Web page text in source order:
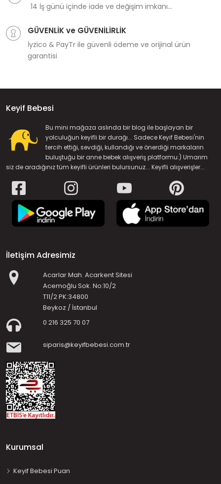
14 İş günü içinde iade ve değişim imkanı...
GÜVENLİK ve GÜVENİLİRLİK
İyzico & PayTr ile güvenli ödeme ve orijinal ürün
garantisi
Keyif Bebesi
Bu mini mağaza aslında bir blog ile başlayan bir
yolculuğun keyifli bir durağı... Sadece Keyif Bebesi'nin
tercih ettiği, sevdiği, kullandığı ve önerdiği markaların
buluştuğu bir anne bebek alışveriş platformu:) Umarım
siz de aradığınız tüm keyifli ürünleri bulursunuz... Keyifli alışverişler...
İletişim Adresimiz
Acarlar Mah. Acarkent Sitesi
Acemoğlu Sok. No:10/2
T11/2 PK:34800
Beykoz / İstanbul
0 216 325 70 07
siparis@keyifbebesi.com.tr
Kurumsal
Keyif Bebesi Puan